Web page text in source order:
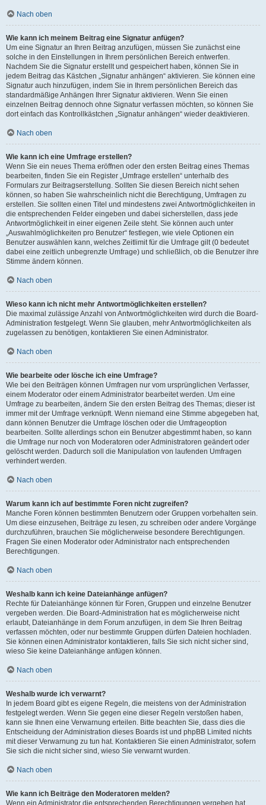
Nach oben
Wie kann ich meinem Beitrag eine Signatur anfügen?
Um eine Signatur an Ihren Beitrag anzufügen, müssen Sie zunächst eine
solche in den Einstellungen in Ihrem persönlichen Bereich entwerfen.
Nachdem Sie die Signatur erstellt und gespeichert haben, können Sie in
jedem Beitrag das Kästchen „Signatur anhängen“ aktivieren. Sie können eine
Signatur auch hinzufügen, indem Sie in Ihrem persönlichen Bereich das
standardmäßige Anhängen Ihrer Signatur aktivieren. Wenn Sie einen
einzelnen Beitrag dennoch ohne Signatur verfassen möchten, so können Sie
dort einfach das Kontrollkästchen „Signatur anhängen“ wieder deaktivieren.
Nach oben
Wie kann ich eine Umfrage erstellen?
Wenn Sie ein neues Thema eröffnen oder den ersten Beitrag eines Themas
bearbeiten, finden Sie ein Register „Umfrage erstellen“ unterhalb des
Formulars zur Beitragserstellung. Sollten Sie diesen Bereich nicht sehen
können, so haben Sie wahrscheinlich nicht die Berechtigung, Umfragen zu
erstellen. Sie sollten einen Titel und mindestens zwei Antwortmöglichkeiten in
die entsprechenden Felder eingeben und dabei sicherstellen, dass jede
Antwortmöglichkeit in einer eigenen Zeile steht. Sie können auch unter
„Auswahlmöglichkeiten pro Benutzer“ festlegen, wie viele Optionen ein
Benutzer auswählen kann, welches Zeitlimit für die Umfrage gilt (0 bedeutet
dabei eine zeitlich unbegrenzte Umfrage) und schließlich, ob die Benutzer ihre
Stimme ändern können.
Nach oben
Wieso kann ich nicht mehr Antwortmöglichkeiten erstellen?
Die maximal zulässige Anzahl von Antwortmöglichkeiten wird durch die Board-
Administration festgelegt. Wenn Sie glauben, mehr Antwortmöglichkeiten als
zugelassen zu benötigen, kontaktieren Sie einen Administrator.
Nach oben
Wie bearbeite oder lösche ich eine Umfrage?
Wie bei den Beiträgen können Umfragen nur vom ursprünglichen Verfasser,
einem Moderator oder einem Administrator bearbeitet werden. Um eine
Umfrage zu bearbeiten, ändern Sie den ersten Beitrag des Themas; dieser ist
immer mit der Umfrage verknüpft. Wenn niemand eine Stimme abgegeben hat,
dann können Benutzer die Umfrage löschen oder die Umfrageoption
bearbeiten. Sollte allerdings schon ein Benutzer abgestimmt haben, so kann
die Umfrage nur noch von Moderatoren oder Administratoren geändert oder
gelöscht werden. Dadurch soll die Manipulation von laufenden Umfragen
verhindert werden.
Nach oben
Warum kann ich auf bestimmte Foren nicht zugreifen?
Manche Foren können bestimmten Benutzern oder Gruppen vorbehalten sein.
Um diese einzusehen, Beiträge zu lesen, zu schreiben oder andere Vorgänge
durchzuführen, brauchen Sie möglicherweise besondere Berechtigungen.
Fragen Sie einen Moderator oder Administrator nach entsprechenden
Berechtigungen.
Nach oben
Weshalb kann ich keine Dateianhänge anfügen?
Rechte für Dateianhänge können für Foren, Gruppen und einzelne Benutzer
vergeben werden. Die Board-Administration hat es möglicherweise nicht
erlaubt, Dateianhänge in dem Forum anzufügen, in dem Sie Ihren Beitrag
verfassen möchten, oder nur bestimmte Gruppen dürfen Dateien hochladen.
Sie können einen Administrator kontaktieren, falls Sie sich nicht sicher sind,
wieso Sie keine Dateianhänge anfügen können.
Nach oben
Weshalb wurde ich verwarnt?
In jedem Board gibt es eigene Regeln, die meistens von der Administration
festgelegt werden. Wenn Sie gegen eine dieser Regeln verstoßen haben,
kann sie Ihnen eine Verwarnung erteilen. Bitte beachten Sie, dass dies die
Entscheidung der Administration dieses Boards ist und phpBB Limited nichts
mit dieser Verwarnung zu tun hat. Kontaktieren Sie einen Administrator, sofern
Sie sich die nicht sicher sind, wieso Sie verwarnt wurden.
Nach oben
Wie kann ich Beiträge den Moderatoren melden?
Wenn ein Administrator die entsprechenden Berechtigungen vergeben hat,